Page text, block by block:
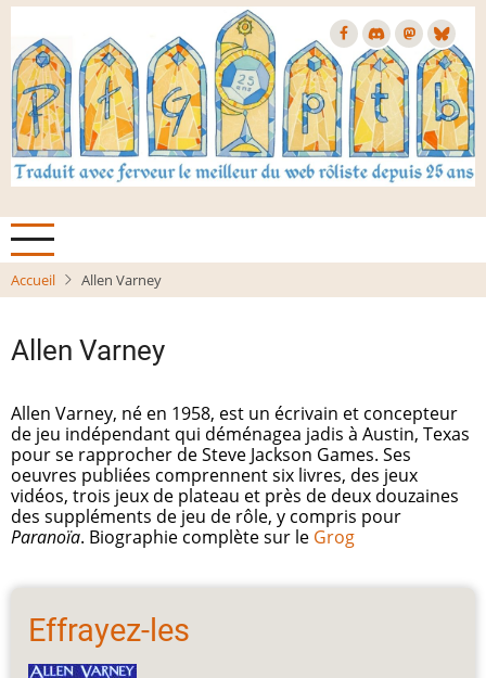
Aller
contenu
principal
Accueil Allen Varney
Allen Varney
Allen Varney, né en 1958, est un écrivain et concepteur
de jeu indépendant qui déménagea jadis à Austin, Texas
pour se rapprocher de Steve Jackson Games. Ses
oeuvres publiées comprennent six livres, des jeux
vidéos, trois jeux de plateau et près de deux douzaines
des suppléments de jeu de rôle, y compris pour
Paranoïa. Biographie complète sur le Grog
Effrayez-les